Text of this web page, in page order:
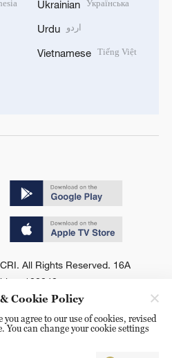
Ukrainian Українська
Urdu اردو
Vietnamese Tiếng Việt
All Rights Reserved. 16A
100040
Cookie Policy
agree to our use of cookies, revised
You can change your cookie settings